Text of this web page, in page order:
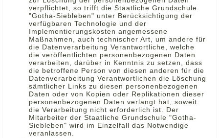
verpflichtet, so trifft die Staatliche Grundschule
"Gotha-Siebleben" unter Berücksichtigung der
verfügbaren Technologie und der
Implementierungskosten angemessene
Maßnahmen, auch technischer Art, um andere für
die Datenverarbeitung Verantwortliche, welche
die veröffentlichten personenbezogenen Daten
verarbeiten, darüber in Kenntnis zu setzen, dass
die betroffene Person von diesen anderen für die
Datenverarbeitung Verantwortlichen die Löschung
sämtlicher Links zu diesen personenbezogenen
Daten oder von Kopien oder Replikationen dieser
personenbezogenen Daten verlangt hat, soweit
die Verarbeitung nicht erforderlich ist. Der
Mitarbeiter der Staatliche Grundschule "Gotha-
Siebleben" wird im Einzelfall das Notwendige
veranlassen.